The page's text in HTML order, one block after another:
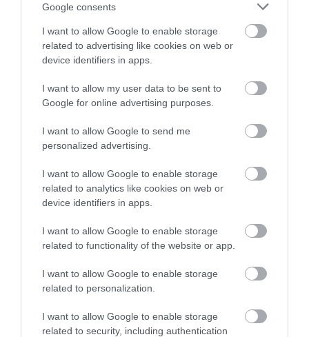
Google consents
I want to allow Google to enable storage
related to advertising like cookies on web or
device identifiers in apps.
I want to allow my user data to be sent to
Google for online advertising purposes.
I want to allow Google to send me
personalized advertising.
I want to allow Google to enable storage
related to analytics like cookies on web or
device identifiers in apps.
I want to allow Google to enable storage
related to functionality of the website or app.
I want to allow Google to enable storage
related to personalization.
I want to allow Google to enable storage
related to security, including authentication
Αυτοψία στα καμένα: 37 σπίτια
κρίθηκαν κατεδαφιστέα στο
Πόρτο Γερμενό
07.08.2026 | 17:40